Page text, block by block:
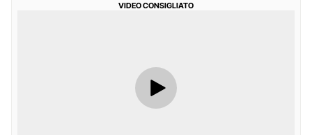
VIDEO CONSIGLIATO